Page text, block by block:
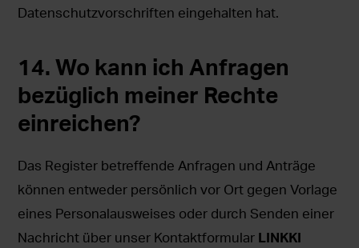
Datenschutzvorschriften eingehalten hat.
14. Wo kann ich Anfragen
bezüglich meiner Rechte
einreichen?
Das Register betreffende Anfragen und Anträge
können entweder persönlich vor Ort gegen Vorlage
eines Personalausweises oder durch Senden einer
Nachricht über unser Kontaktformular LINKKI